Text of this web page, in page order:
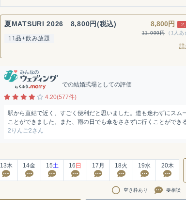
夏MATSURI 2026 8,800円(税込)
11品+飲み放題
8,800円
11,000円
（1人あ
での結婚式場としての評価
4.20(577件)
駅から直結で近く、すごく便利だと思いました。道も迷わずにスム
ことができました。また、雨の日でも傘をささずに行くことができ
2りんご2さん
13木 14金 15土 16 日 17 月 18火 19水 20木
空き枠あり 要相談